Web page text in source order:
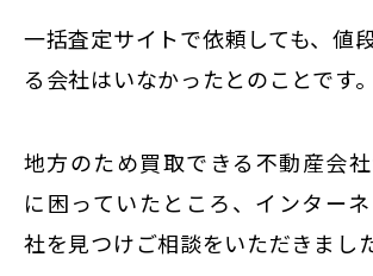
大阪
福岡
一括査定サイトで依頼しても、値
る会社はいなかったとのことです。
地方のため買取できる不動産会
に困っていたところ、インター
社を見つけご相談をいただきました